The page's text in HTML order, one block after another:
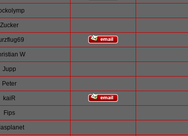
Zucker
W
Jupp
Peter
kaiR
Fips